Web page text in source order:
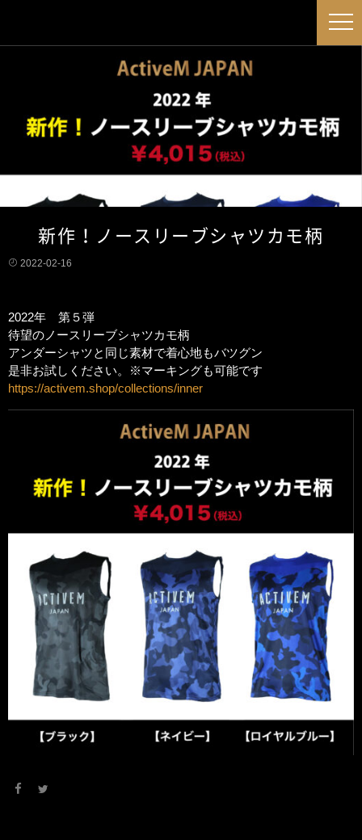
新作！ノースリーブシャツカモ柄
2022-02-16
2022年 第５弾
待望のノースリーブシャツカモ柄
アンダーシャツと同じ素材で着心地もバツグン
是非お試しください。※マーキングも可能です
https://activem.shop/collections/inner